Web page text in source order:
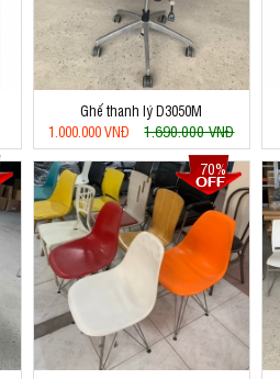
Ghế thanh lý D3050M
1.000.000 VNĐ
1.690.000 VNĐ
70%